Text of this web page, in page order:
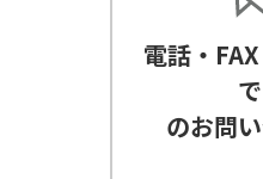
電話・
で
のお問